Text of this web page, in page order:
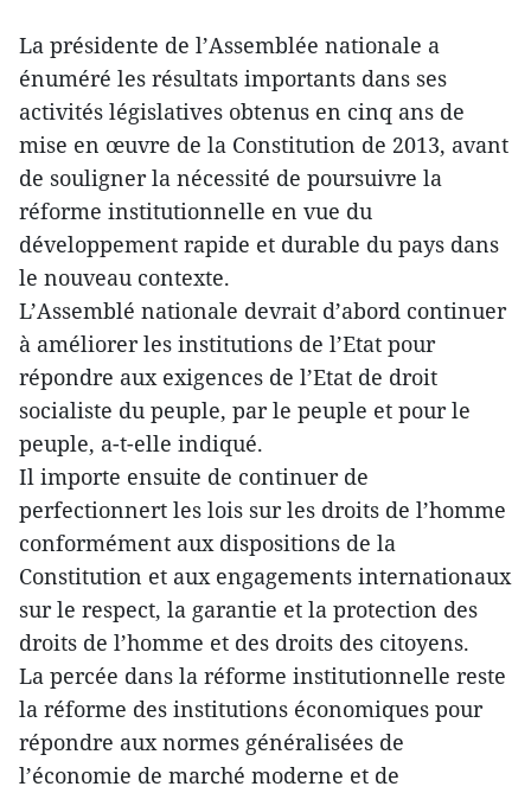
La présidente de l’Assemblée nationale a
énuméré les résultats importants dans ses
activités législatives obtenus en cinq ans de
mise en œuvre de la Constitution de 2013, avant
de souligner la nécessité de poursuivre la
réforme institutionnelle en vue du
développement rapide et durable du pays dans
le nouveau contexte.
L’Assemblé nationale devrait d’abord continuer
à améliorer les institutions de l’Etat pour
répondre aux exigences de l’Etat de droit
socialiste du peuple, par le peuple et pour le
peuple, a-t-elle indiqué.
Il importe ensuite de continuer de
perfectionnert les lois sur les droits de l’homme
conformément aux dispositions de la
Constitution et aux engagements internationaux
sur le respect, la garantie et la protection des
droits de l’homme et des droits des citoyens.
La percée dans la réforme institutionnelle reste
la réforme des institutions économiques pour
répondre aux normes généralisées de
l’économie de marché moderne et de